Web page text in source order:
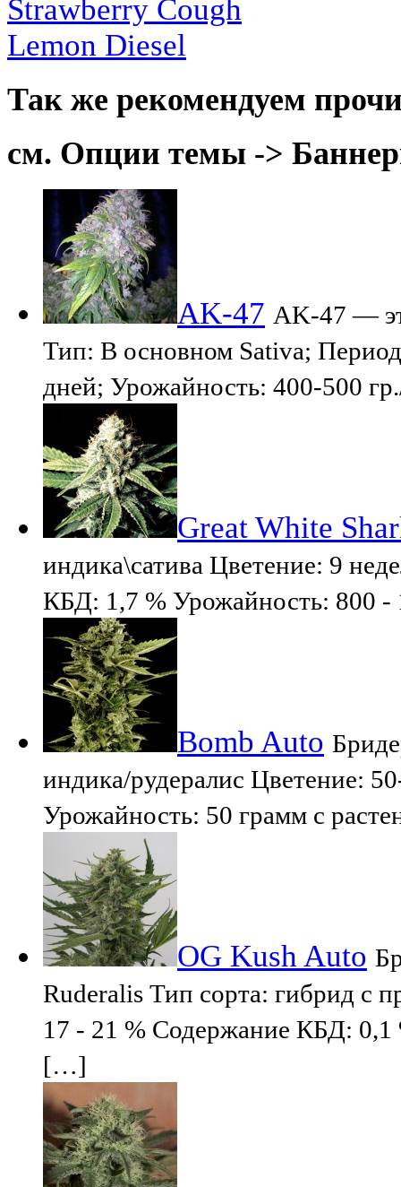
Strawberry Cough
Lemon Diesel
Так же рекомендуем
см. Опции темы ->
AK-47 AK-47 —
Тип: В основном Sativa;
дней; Урожайность: 400-500
Great White
индика\сатива Цветение: 9
КБД: 1,7 % Урожайность: 800
Bomb Auto
индика/рудералис Цветение:
Урожайность: 50 грамм с
OG Kush Auto
Ruderalis Тип сорта: гибрид с
17 - 21 % Содержание КБД: 0,1
[…]